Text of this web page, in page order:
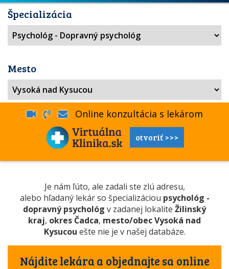
Špecializácia
Mesto
Online konzultácia s lekárom
otvoriť >>>
Je nám ľúto, ale zadali ste zlú adresu,
alebo hľadaný lekár so špecializáciou psychológ -
dopravný psychológ v zadanej lokalite Žilinský
kraj, okres Čadca, mesto/obec Vysoká nad
Kysucou ešte nie je v našej databáze.
Nájdite lekára a objednajte sa online